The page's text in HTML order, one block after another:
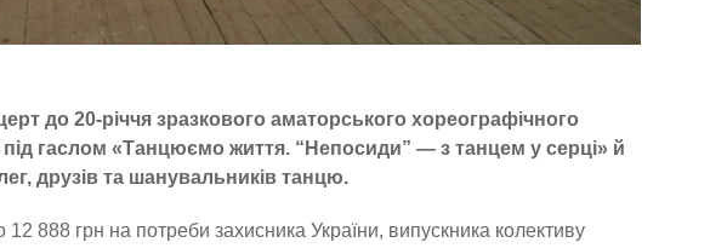
до 20-річчя зразкового аматорського хореографічного
гаслом «Танцюємо життя. “Непосиди” — з танцем у серці» й
друзів та шанувальників танцю.
888 грн на потреби захисника України, випускника колективу